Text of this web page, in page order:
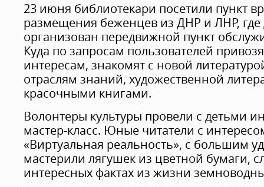
23 июня библиотекари посетили пункт
размещения беженцев из ДНР и ЛНР, где
организован передвижной пункт
Куда по запросам пользователей
интересам, знакомят с новой
отраслям знаний, художественной
красочными книгами.
Волонтеры культуры провели с детьми
мастер-класс. Юные читатели с
«Виртуальная реальность», с большим
мастерили лягушек из цветной бумаги,
интересных фактах из жизни